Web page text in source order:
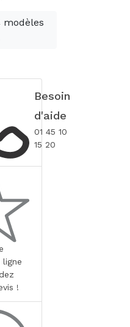
modèles
Besoin
d'aide
01 45 10
15 20
!